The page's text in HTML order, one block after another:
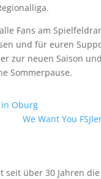
Fans am
und für euren
zur neuen Saison
Sommerpause.
Oburg
We Want You
seit über 30 Jahren die